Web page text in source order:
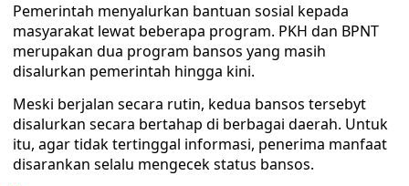
Pemerintah menyalurkan bantuan sosial kepada
masyarakat lewat beberapa program. PKH dan BPNT
merupakan dua program bansos yang masih
disalurkan pemerintah hingga kini.
Meski berjalan secara rutin, kedua bansos tersebyt
disalurkan secara bertahap di berbagai daerah. Untuk
itu, agar tidak tertinggal informasi, penerima manfaat
disarankan selalu mengecek status bansos.